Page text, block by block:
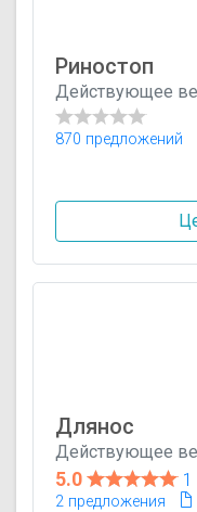
Риностоп
Действующее
870 предложений
Длянос
Действующее
5.0 1
2 предложения